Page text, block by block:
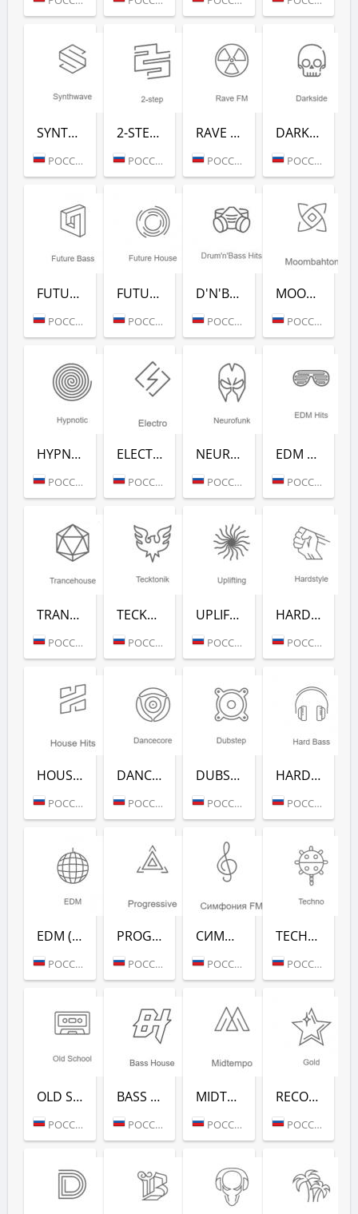
SYNTHWAVE (РАДИО РЕКОРД)
РОССИЯ (МОСКВА)
2-STEP (РАДИО РЕКОРД)
РОССИЯ (МОСКВА)
RAVE FM (РАДИО РЕКОРД)
РОССИЯ (МОСКВА)
DARKSIDE (РАДИО РЕКОРД)
РОССИЯ (МОСКВА)
FUTURE BASS (РАДИО РЕКОРД)
РОССИЯ (МОСКВА)
FUTURE HOUSE (РАДИО РЕКОРД)
РОССИЯ (МОСКВА)
D'N'B CLASSICS (РАДИО РЕКОРД)
РОССИЯ (МОСКВА)
MOOMBAHTON (РАДИО РЕКОРД)
РОССИЯ (МОСКВА)
HYPNOTIC (РАДИО РЕКОРД)
РОССИЯ (МОСКВА)
ELECTRO (РАДИО РЕКОРД)
РОССИЯ (МОСКВА)
NEUROFUNK (РАДИО РЕКОРД)
РОССИЯ (МОСКВА)
EDM CLASSICS (РАДИО РЕКОРД)
РОССИЯ (МОСКВА)
TRANCEHOUSE (РАДИО РЕКОРД)
РОССИЯ (МОСКВА)
TECKTONIK (РАДИО РЕКОРД)
РОССИЯ (МОСКВА)
UPLIFTING (РАДИО РЕКОРД)
РОССИЯ (МОСКВА)
HARDSTYLE (РАДИО РЕКОРД)
РОССИЯ (МОСКВА)
HOUSE HITS (РАДИО РЕКОРД)
РОССИЯ (МОСКВА)
DANCECORE (РАДИО РЕКОРД)
РОССИЯ (МОСКВА)
DUBSTEP (РАДИО РЕКОРД)
РОССИЯ (МОСКВА)
HARD BASS (РАДИО РЕКОРД)
РОССИЯ (МОСКВА)
EDM (РАДИО РЕКОРД)
РОССИЯ (МОСКВА)
PROGRESSIVE (РАДИО РЕКОРД)
РОССИЯ (МОСКВА)
СИМФОНИЯ FM (РАДИО РЕКОРД)
РОССИЯ (МОСКВА)
TECHNO (РАДИО РЕКОРД)
РОССИЯ (МОСКВА)
OLD SCHOOL (РАДИО РЕКОРД)
РОССИЯ (МОСКВА)
BASS HOUSE (РАДИО РЕКОРД)
РОССИЯ (МОСКВА)
MIDTEMPO (РАДИО РЕКОРД)
РОССИЯ (МОСКВА)
RECORD GOLD (РАДИО РЕКОРД)
РОССИЯ (МОСКВА)